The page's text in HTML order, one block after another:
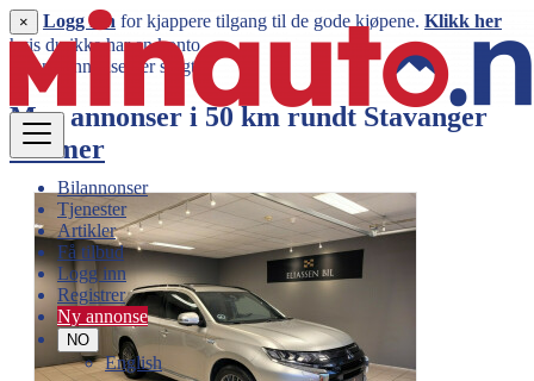
Bilannonser
Tjenester
Artikler
Få tilbud
Logg inn
Registrer
Ny annonse
NO
English
× Logg inn for kjappere tilgang til de gode kjøpene. Klikk her
hvis du ikke har en konto.
Denne annonsen er solgt
Mer annonser i 50 km rundtStavanger
Vis mer